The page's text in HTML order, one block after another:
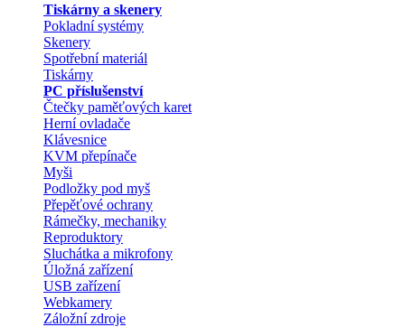
Tiskárny a skenery
Pokladní systémy
Skenery
Spotřební materiál
Tiskárny
PC příslušenství
Čtečky paměťových karet
Herní ovladače
Klávesnice
KVM přepínače
Myši
Podložky pod myš
Přepěťové ochrany
Rámečky, mechaniky
Reproduktory
Sluchátka a mikrofony
Úložná zařízení
USB zařízení
Webkamery
Záložní zdroje